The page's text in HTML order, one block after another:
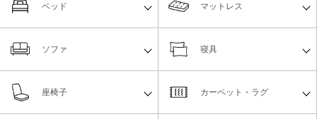
ベッド マットレス
ソファ 寝具
座椅子 カーペット・ラグ